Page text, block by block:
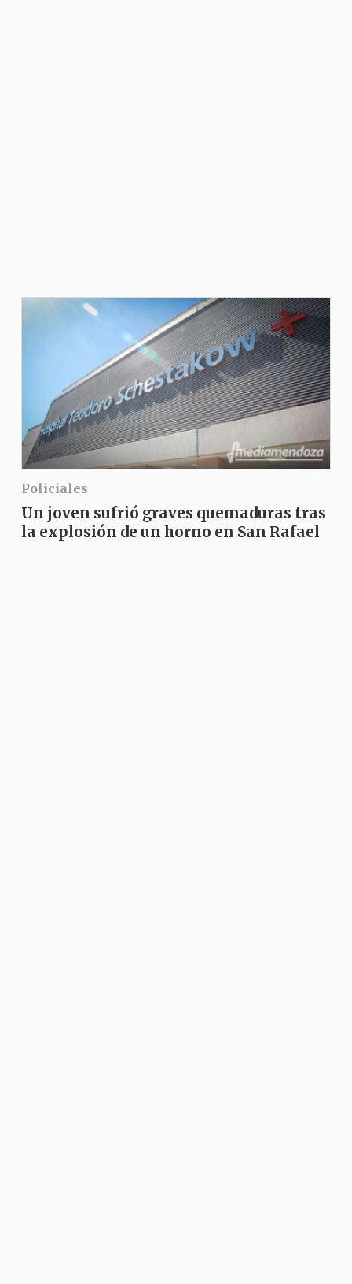
Policiales
Un joven sufrió graves quemaduras tras
la explosión de un horno en San Rafael